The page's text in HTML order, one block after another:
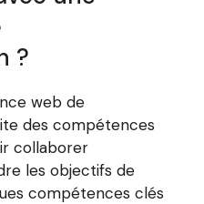
?
web de
des compétences
collaborer
les objectifs de
compétences clés